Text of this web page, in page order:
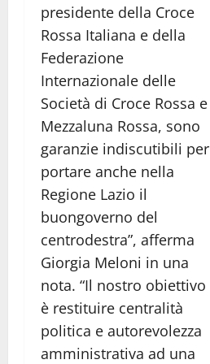
presidente della Croce
Rossa Italiana e della
Federazione
Internazionale delle
Società di Croce Rossa e
Mezzaluna Rossa, sono
garanzie indiscutibili per
portare anche nella
Regione Lazio il
buongoverno del
centrodestra”, afferma
Giorgia Meloni in una
nota. “Il nostro obiettivo
è restituire centralità
politica e autorevolezza
amministrativa ad una